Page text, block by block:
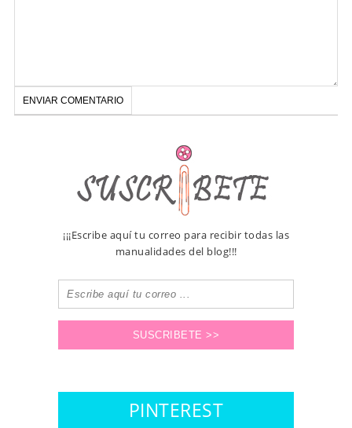
¡¡¡Escribe aquí tu correo para recibir todas las
manualidades del blog!!!
PINTEREST